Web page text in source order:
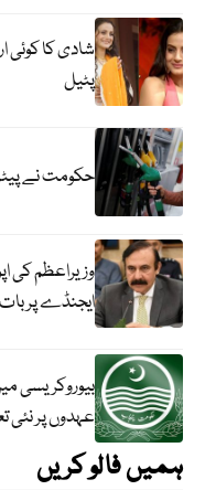
شادی کا کوئی
پٹیل
حکومت نے
وزیراعظم کی
ایجنڈے پر
بیوروکریسی
عہدوں پر نئی
ہمیں فالو کریں